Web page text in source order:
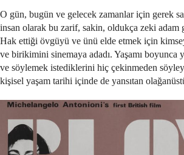
O gün, bugün ve gelecek zamanlar için gerek
insan olarak bu zarif, sakin, oldukça zeki adam
Hak ettiği övgüyü ve ünü elde etmek için
ve birikimini sinemaya adadı. Yaşamı boyunca
ve söylemek istediklerini hiç çekinmeden
kişisel yaşam tarihi içinde de yansıtan